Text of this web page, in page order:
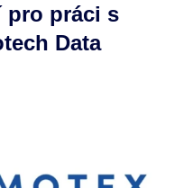
pro práci s
Data